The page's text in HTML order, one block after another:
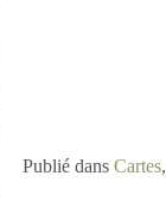
Publié dans Cartes,